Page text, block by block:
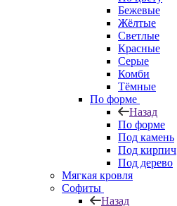
Бежевые
Жёлтые
Светлые
Красные
Серые
Комби
Тёмные
По форме
Назад
По форме
Под камень
Под кирпич
Под дерево
Мягкая кровля
Софиты
Назад